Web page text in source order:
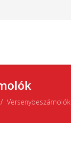
Versenybeszámolók